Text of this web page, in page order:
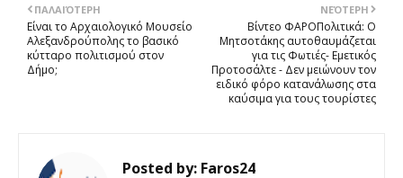
ΝΕΌΤΕΡΗ
Βίντεο ΦΑΡΟΠολιτικά: Ο
Μητσοτάκης αυτοθαυμάζεται
για τις Φωτιές- Εμετικός
Προτοσάλτε - Δεν μειώνουν τον
ειδικό φόρο κατανάλωσης στα
καύσιμα για τους τουρίστες
ΠΑΛΑΙΌΤΕΡΗ
Είναι το Αρχαιολογικό Μουσείο
Αλεξανδρούπολης το βασικό
κύτταρο πολιτισμού στον
Δήμο;
Posted by: Faros24